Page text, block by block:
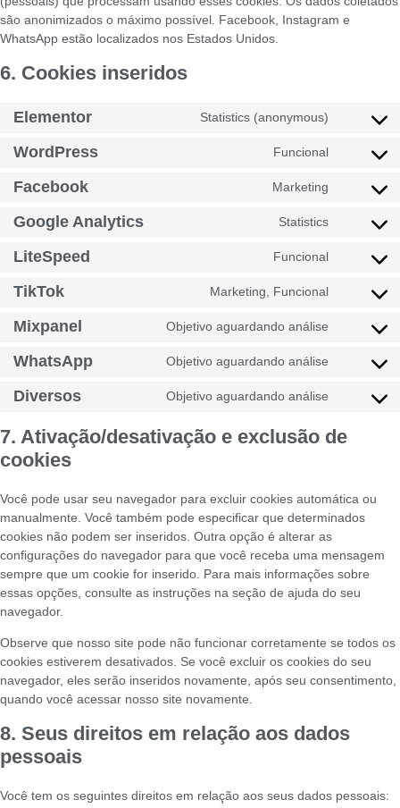
são anonimizados o máximo possível. Facebook, Instagram e
WhatsApp estão localizados nos Estados Unidos.
6. Cookies inseridos
Elementor Statistics (anonymous)
WordPress Funcional
Facebook Marketing
Google Analytics Statistics
LiteSpeed Funcional
TikTok Marketing, Funcional
Mixpanel Objetivo aguardando análise
WhatsApp Objetivo aguardando análise
Diversos Objetivo aguardando análise
7. Ativação/desativação e exclusão de
cookies
Você pode usar seu navegador para excluir cookies automática ou
manualmente. Você também pode especificar que determinados
cookies não podem ser inseridos. Outra opção é alterar as
configurações do navegador para que você receba uma mensagem
sempre que um cookie for inserido. Para mais informações sobre
essas opções, consulte as instruções na seção de ajuda do seu
navegador.
Observe que nosso site pode não funcionar corretamente se todos os
cookies estiverem desativados. Se você excluir os cookies do seu
navegador, eles serão inseridos novamente, após seu consentimento,
quando você acessar nosso site novamente.
8. Seus direitos em relação aos dados
pessoais
Você tem os seguintes direitos em relação aos seus dados pessoais: